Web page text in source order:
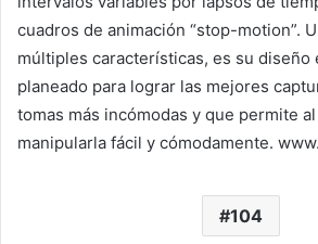
cuadros de animación “stop-motion”.
múltiples características, es su diseño
planeado para lograr las mejores
tomas más incómodas y que permite
manipularla fácil y cómodamente.
104